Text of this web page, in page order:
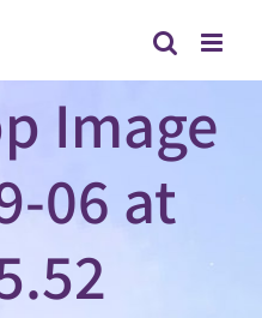
Image
06 at